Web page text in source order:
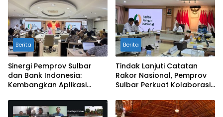
Berita
Sinergi Pemprov Sulbar
dan Bank Indonesia:
Kembangkan Aplikasi
Harga Pangan
Berita
Tindak Lanjuti Catatan
Rakor Nasional, Pemprov
Sulbar Perkuat Kolaborasi
BSPS